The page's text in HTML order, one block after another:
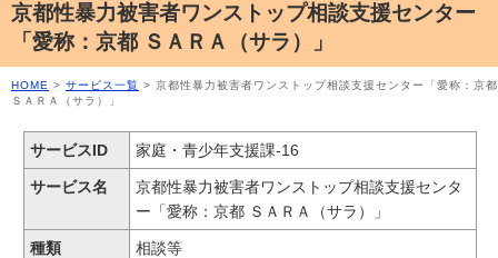
京都性暴力被害者ワンストップ相談支援センター
「愛称：京都 ＳＡＲＡ（サラ）」
HOME > サービス一覧 > 京都性暴力被害者ワンストップ相談支援センター「愛称：京都
ＳＡＲＡ（サラ）」
サービスID 家庭・青少年支援課-16
サービス名
京都性暴力被害者ワンストップ相談支援センタ
ー「愛称：京都 ＳＡＲＡ（サラ）」
種類 相談等